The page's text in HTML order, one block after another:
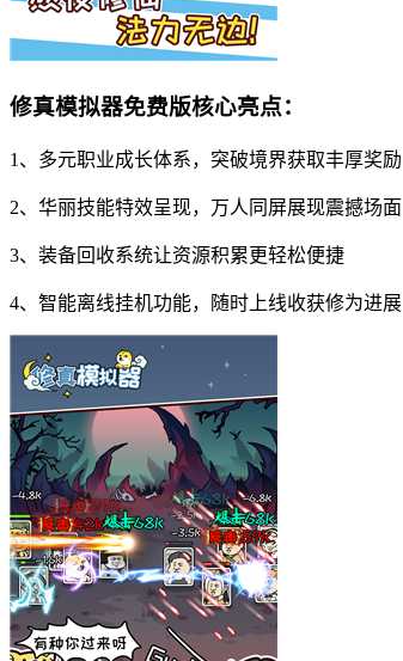
修真模拟器免费版核心亮点：
1、多元职业成长体系，突破境界获取丰厚奖励
2、华丽技能特效呈现，万人同屏展现震撼场面
3、装备回收系统让资源积累更轻松便捷
4、智能离线挂机功能，随时上线收获修为进展